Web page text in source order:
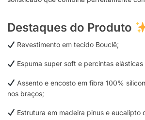
Destaques do Produto
Revestimento em tecido Bouclê;
Espuma super soft e percintas
Assento e encosto em fibra 100%
nos braços;
Estrutura em madeira pinus e eucalipto